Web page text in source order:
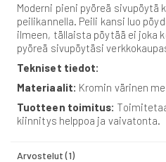
Moderni pieni pyöreä sivupöytä
peilikannella. Peili kansi luo
ilmeen, tällaista pöytää ei joka
pyöreä sivupöytäsi
Tekniset tiedot:
Materiaalit: Kromin värinen
Tuotteen toimitus:
kiinnitys helppoa ja vaivatonta.
Arvostelut 1